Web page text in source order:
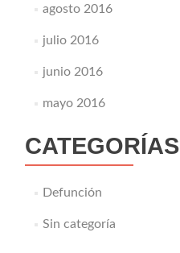
agosto 2016
julio 2016
junio 2016
mayo 2016
CATEGORÍAS
Defunción
Sin categoría